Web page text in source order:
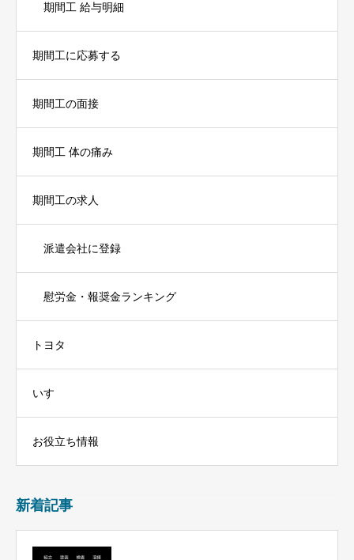
期間工 給与明細
期間工に応募する
期間工の面接
期間工 体の痛み
期間工の求人
派遣会社に登録
慰労金・報奨金ランキング
トヨタ
いすゞ
お役立ち情報
新着記事